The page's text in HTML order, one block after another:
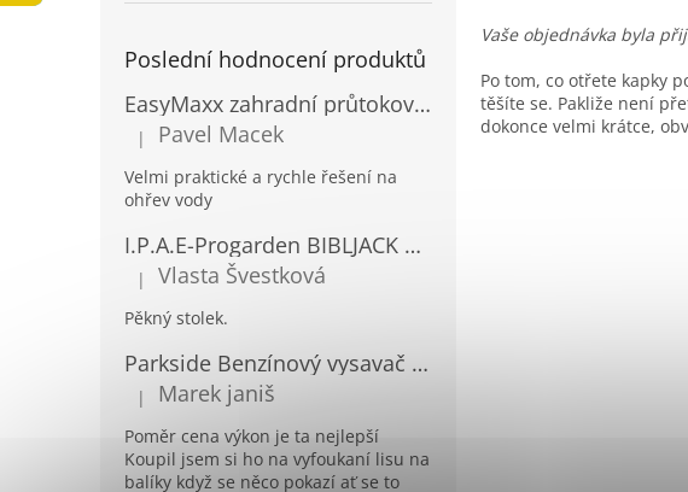
Poslední hodnocení produktů
EasyMaxx zahradní průtokový ohřívač vody 04900
Hodnocení produktu je 5 z 5 hvězdiček.
| Pavel Macek
Velmi praktické a rychle řešení na
ohřev vody
I.P.A.E-Progarden BIBLJACK Zahradní plastový stůl JACK RATAN antracitový
Hodnocení produktu je 5 z 5 hvězdiček.
| Vlasta Švestková
Pěkný stolek.
Parkside Benzínový vysavač a foukač listí PBLS 26 B2
Hodnocení produktu je 5 z 5 hvězdiček.
| Marek janiš
Poměr cena výkon je ta nejlepší
Koupil jsem si ho na vyfoukaní lisu na
balíky když se něco pokazí ať se to
Vaše objednávka byla
Po tom, co otřete kapky
těšíte se. Pakliže není
dokonce velmi krátce,